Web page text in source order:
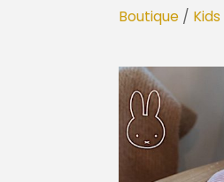
Boutique / Kids